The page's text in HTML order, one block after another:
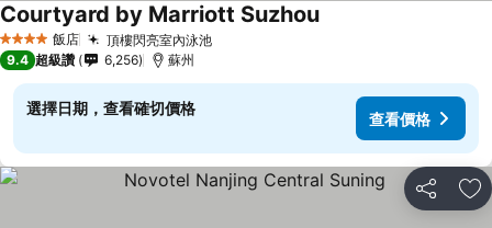
4 星級 飯店 頂樓閃亮室內泳池
Courtyard by Marriott Suzhou
9.4 超級讚 6,256 蘇州
選擇日期，查看確切價格
查看價格
分享 加